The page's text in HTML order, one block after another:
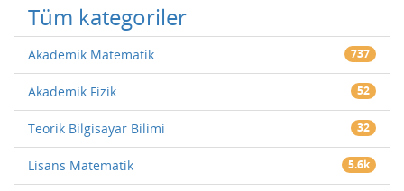
Tüm kategoriler
Akademik Matematik 737
Akademik Fizik 52
Teorik Bilgisayar Bilimi 32
Lisans Matematik 5.6k